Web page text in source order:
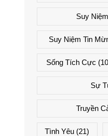
Suy
Suy Niệm Tin
Sống Tích Cực
Sự
Truyền
Tình Yêu (21)